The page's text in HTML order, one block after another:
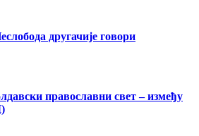
другачије говори
православни свет – између